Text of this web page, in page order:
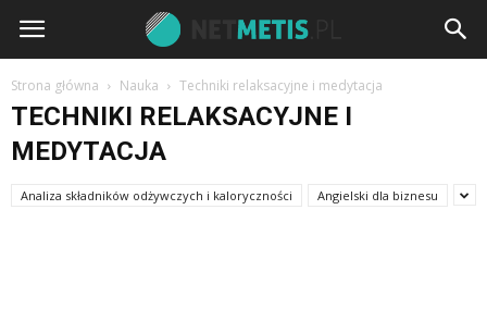
Strona główna Nauka Techniki relaksacyjne i medytacja
TECHNIKI RELAKSACYJNE I
MEDYTACJA
Analiza składników odżywczych i kaloryczności Angielski dla biznesu